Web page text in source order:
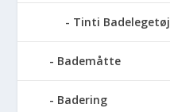
Tinti Badelegetøj
Bademåtte
Badering